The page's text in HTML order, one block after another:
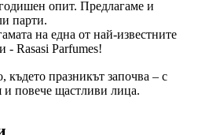
опит. Предлагаме и
парти.
на една от най-известните
- Rasasi Parfumes!
празникът започва – с
и повече щастливи лица.